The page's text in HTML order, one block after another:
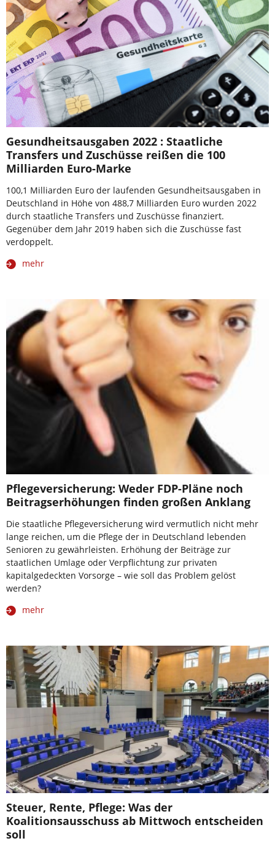
Gesundheitsausgaben 2022 : Staatliche
Transfers und Zuschüsse reißen die 100
Milliarden Euro-Marke
100,1 Milliarden Euro der laufenden Gesundheitsausgaben in
Deutschland in Höhe von 488,7 Milliarden Euro wurden 2022
durch staatliche Transfers und Zuschüsse finanziert.
Gegenüber dem Jahr 2019 haben sich die Zuschüsse fast
verdoppelt.
mehr
Pflegeversicherung: Weder FDP-Pläne noch
Beitragserhöhungen finden großen Anklang
Die staatliche Pflegeversicherung wird vermutlich nicht mehr
lange reichen, um die Pflege der in Deutschland lebenden
Senioren zu gewährleisten. Erhöhung der Beiträge zur
staatlichen Umlage oder Verpflichtung zur privaten
kapitalgedeckten Vorsorge – wie soll das Problem gelöst
werden?
mehr
Steuer, Rente, Pflege: Was der
Koalitionsausschuss ab Mittwoch entscheiden
soll